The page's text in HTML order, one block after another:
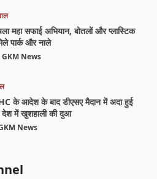
महा सफाई अभियान, बोतलों और प्लास्टिक
पार्क और नाले
GKM News
के आदेश के बाद डीएसए मैदान में अदा हुई
देश में खुशहाली की दुआ
News